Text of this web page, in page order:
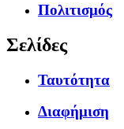
Πολιτισμός
Σελίδες
Ταυτότητα
Διαφήμιση